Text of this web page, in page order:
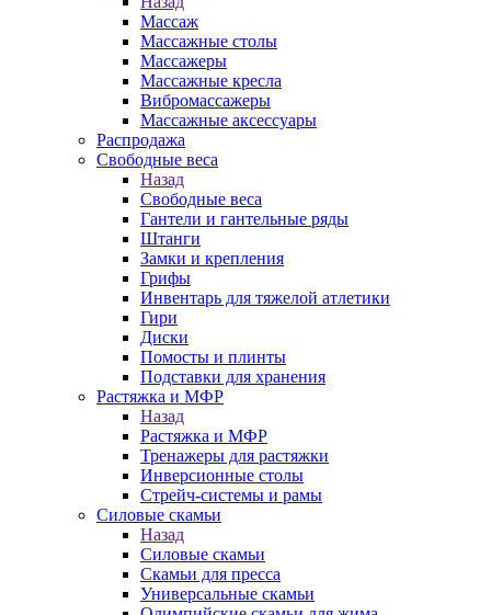
Массаж
Массажные столы
Массажеры
Массажные кресла
Вибромассажеры
Массажные аксессуары
Распродажа
Свободные веса
Назад
Свободные веса
Гантели и гантельные ряды
Штанги
Замки и крепления
Грифы
Инвентарь для тяжелой атлетики
Гири
Диски
Помосты и плинты
Подставки для хранения
Растяжка и МФР
Назад
Растяжка и МФР
Тренажеры для растяжки
Инверсионные столы
Стрейч-системы и рамы
Силовые скамьи
Назад
Силовые скамьи
Скамьи для пресса
Универсальные скамьи